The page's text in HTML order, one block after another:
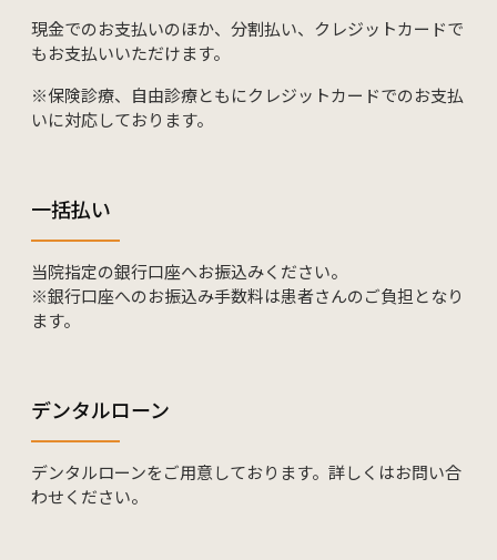
現金でのお支払いのほか、分割払い、クレジットカードで
もお支払いいただけます。
※保険診療、自由診療ともにクレジットカードでのお支払
いに対応しております。
一括払い
当院指定の銀行口座へお振込みください。
※銀行口座へのお振込み手数料は患者さんのご負担となり
ます。
デンタルローン
デンタルローンをご用意しております。詳しくはお問い合
わせください。